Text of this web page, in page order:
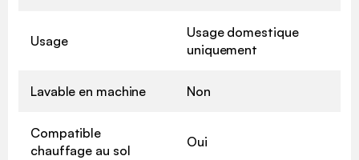
Usage
Usage domestique
uniquement
Lavable en machine Non
Compatible
chauffage au sol
Oui